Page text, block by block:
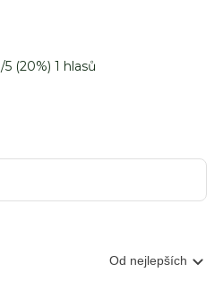
/5 (20%) 1 hlasů